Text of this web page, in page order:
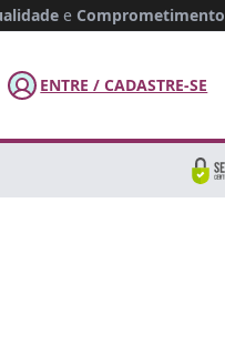
e Comprometimento
ENTRE / CADASTRE-SE